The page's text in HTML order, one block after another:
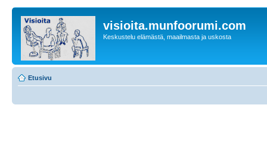
visioita.munfoorumi.com
Keskustelu elämästä, maailmasta ja uskosta
Etusivu